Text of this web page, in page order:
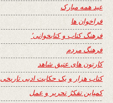
عید همه مبارک
فراخوان ها
فرهنگ کتاب و کتابخوانی٬
فرهنگ مردم
کارتون های عتیق شاهد
کتاب هزار و یک حکایت ادبی تاریخی
کمپاین تفکرُ تحریر و عمل